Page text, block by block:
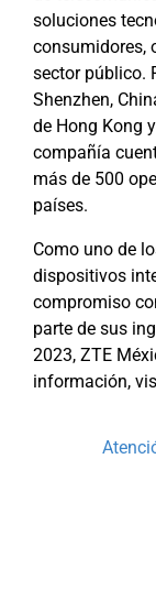
soluciones
consumidores,
sector público.
Shenzhen,
de Hong Kong
compañía
más de 500
países.
Como uno de
dispositivos
compromiso
parte de sus
2023, ZTE
información,